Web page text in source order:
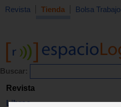
Revista Tienda Bolsa Trabajo
Buscar:
Revista
Libros